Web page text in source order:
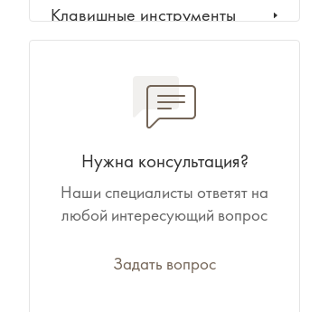
Клавишные инструменты
Духовые инструменты
Классические инструменты
Народные инструменты
Нужна консультация?
Наши специалисты ответят на
любой интересующий вопрос
Задать вопрос